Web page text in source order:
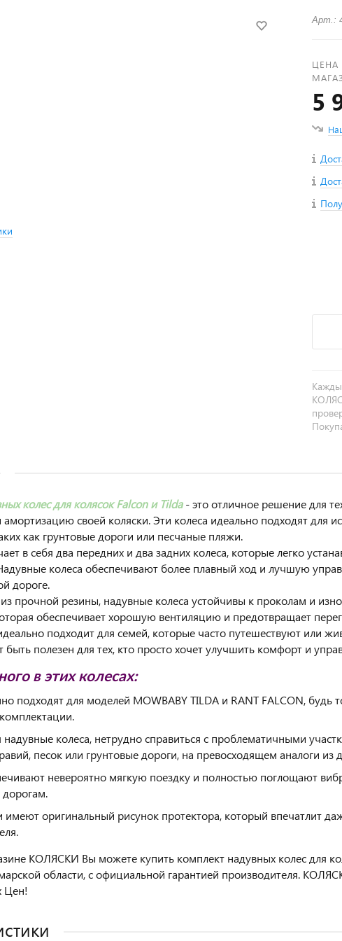
Арт.:
ЦЕНА
5
колес для колясок Falcon и Tilda- это отличное решение для
своей коляски. Эти колеса идеально подходят для
как грунтовые дороги или песчаные пляжи.
в себя два передних и два задних колеса, которые легко
колеса обеспечивают более плавный ход и лучшую
дороге.
прочной резины, надувные колеса устойчивы к проколам и
обеспечивает хорошую вентиляцию и предотвращает
подходит для семей, которые часто путешествуют или
полезен для тех, кто просто хочет улучшить комфорт и
в этих колесах:
подходят для моделей MOWBABY TILDA и RANT FALCON, будь
надувные колеса, нетрудно справиться с проблематичными
песок или грунтовые дороги, на превосходящем аналоги из
невероятно мягкую поездку и полностью поглощают
имеют оригинальный рисунок протектора, который впечатлит
КОЛЯСКИ Вы можете купить комплект надувных колес для
области, с официальной гарантией производителя.
Цен!